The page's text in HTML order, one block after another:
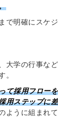
で明確にスケ
大学の行事な
。
て採用フロー
用ステップに
ように組まれ